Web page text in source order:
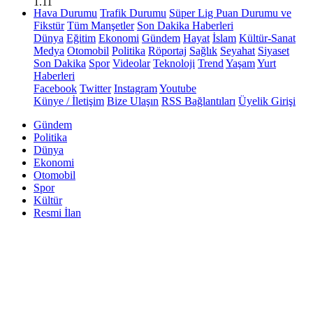
Hava Durumu Trafik Durumu Süper Lig Puan Durumu ve
Fikstür Tüm Manşetler Son Dakika Haberleri
Dünya Eğitim Ekonomi Gündem Hayat İslam Kültür-Sanat
Medya Otomobil Politika Röportaj Sağlık Seyahat Siyaset
Son Dakika Spor Videolar Teknoloji Trend YaşamYurt
Haberleri
Facebook Twitter InstagramYoutube
Künye / İletişim Bize Ulaşın RSS Bağlantıları Üyelik Girişi
Gündem
Politika
Dünya
Ekonomi
Otomobil
Spor
Kültür
Resmi İlan